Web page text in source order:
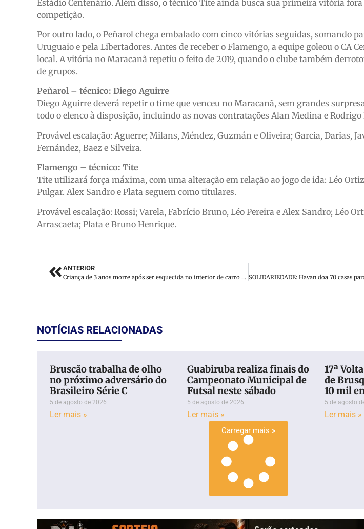
Estádio Centenário. Além disso, o técnico Tite ainda busca sua primeira vitória fora
competição.
Por outro lado, o Peñarol chega embalado com cinco vitórias seguidas, somando
Uruguaio e pela Libertadores. Antes de receber o Flamengo, a equipe goleou o CA
local. A vitória no Maracanã repetiu o feito de 2019, quando o clube também
de grupos.
Peñarol – técnico: Diego Aguirre
Diego Aguirre deverá repetir o time que venceu no Maracanã, sem grandes
todo o elenco à disposição, incluindo as novas contratações Alan Medina e Rodrigo
Provável escalação: Aguerre; Milans, Méndez, Guzmán e Oliveira; Garcia, Darias,
Fernández, Baez e Silveira.
Flamengo – técnico: Tite
Tite utilizará força máxima, com uma alteração em relação ao jogo de ida: Léo
Pulgar. Alex Sandro e Plata seguem como titulares.
Provável escalação: Rossi; Varela, Fabrício Bruno, Léo Pereira e Alex Sandro; Léo
Arrascaeta; Plata e Bruno Henrique.
ANTERIOR
Criança de 3 anos morre após ser esquecida no interior de carro em Joinville (SC)
NOTÍCIAS RELACIONADAS
Bruscão trabalha de olho
no próximo adversário do
Brasileiro Série C
5 de agosto de 2026
Ler mais »
Guabiruba realiza finais do
Campeonato Municipal de
Futsal neste sábado
5 de agosto de 2026
Ler mais »
17ª
de
10 mil
5 de agosto
Ler mais »
Carregar mais »